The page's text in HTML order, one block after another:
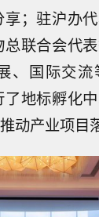
；驻沪办
联合会代
、国际交
了地标孵化
动产业项目